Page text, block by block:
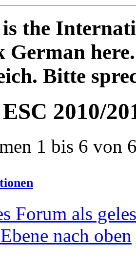
the
German
Bitte
ESC 2010/
1 bis 6 von
Forum als
nach oben